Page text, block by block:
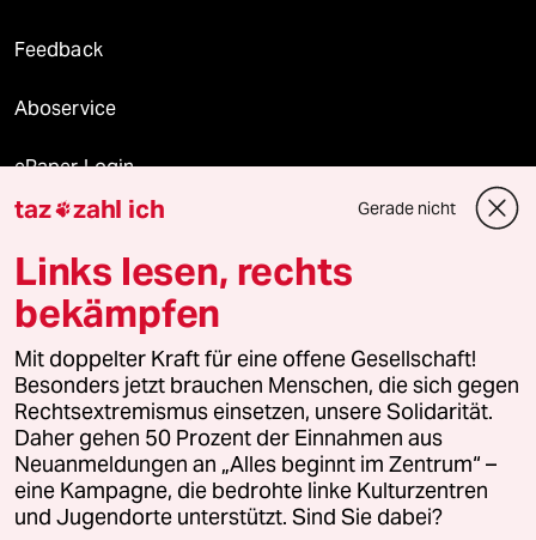
Feedback
Aboservice
ePaper Login
Downloads für Abonnierende
© 2026 taz Verlags und Vertriebs GmbH
Alle Rechte vorbehalten. Bei rechtlichen Fragen oder für Genehmigungen
wenden Sie sich bitte an
lizenzen@taz.de
Feedback Redaktionsstatut Kommune-Richtlinien
Leitlinie Informant Datenschutz Impressum AGB
taz zahl ich Gerade nicht
Links lesen, rechts
bekämpfen
Mit doppelter Kraft für eine offene Gesellschaft!
Besonders jetzt brauchen Menschen, die sich gegen
Rechtsextremismus einsetzen, unsere Solidarität.
Daher gehen 50 Prozent der Einnahmen aus
Neuanmeldungen an „Alles beginnt im Zentrum“ –
eine Kampagne, die bedrohte linke Kulturzentren
und Jugendorte unterstützt. Sind Sie dabei?